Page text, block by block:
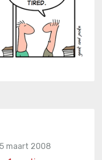
maart 2008